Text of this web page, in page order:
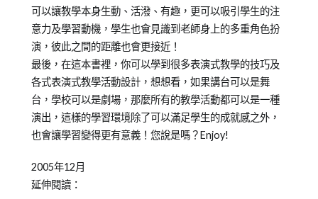
可以讓教學本身生動、活潑、有趣，更可以吸引學生的注
意力及學習動機，學生也會見識到老師身上的多重角色扮
演，彼此之間的距離也會更接近！
最後，在這本書裡，你可以學到很多表演式教學的技巧及
各式表演式教學活動設計，想想看，如果講台可以是舞
台，學校可以是劇場，那麼所有的教學活動都可以是一種
演出，這樣的學習環境除了可以滿足學生的成就感之外，
也會讓學習變得更有意義！您說是嗎？Enjoy!
2005年12月
延伸閱讀：